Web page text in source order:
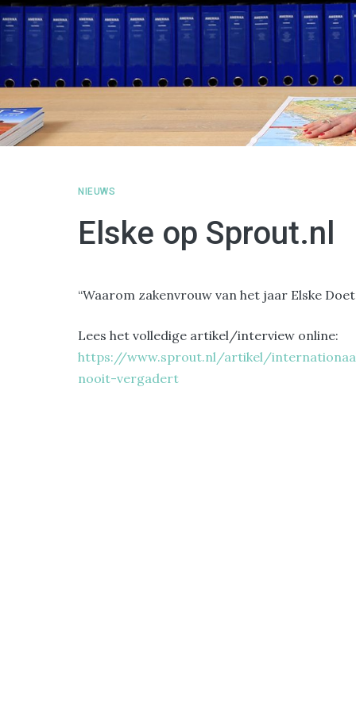
NIEUWS
Elske op Sprout.nl
“Waarom zakenvrouw van het jaar Elske
Lees het volledige artikel/interview online:
https://www.sprout.nl/artikel/
nooit-vergadert